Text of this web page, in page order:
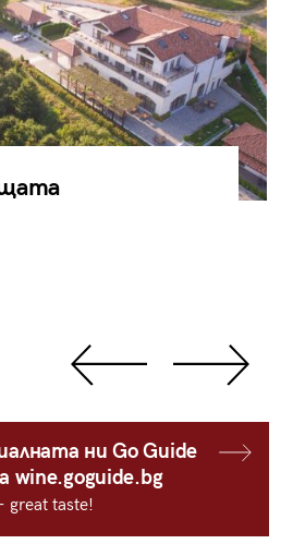
ни Go Guide
wine.goguide.bg
great taste!